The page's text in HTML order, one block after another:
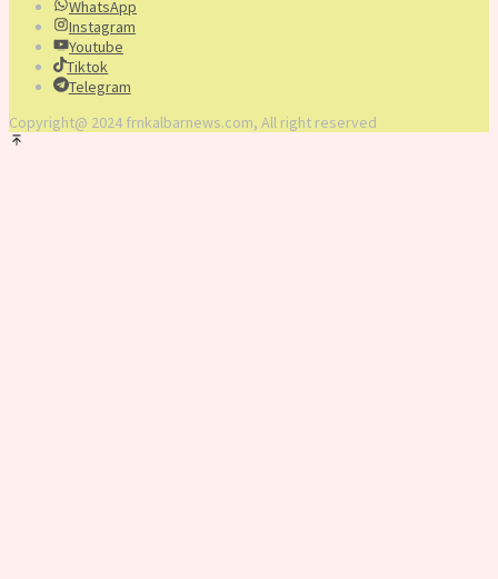
WhatsApp
Instagram
Youtube
Tiktok
Telegram
Copyright@ 2024 frnkalbarnews.com, All right reserved